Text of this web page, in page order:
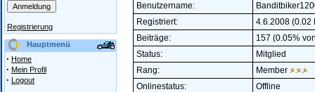
Registrierung
Hauptmenü
· Home
· Mein Profil
· Logout
Benutzername:
Registriert:
4.6.2008 (0.02
Beiträge:
157 (0.05%
Status:
Mitglied
Rang:
Member
Onlinestatus:
Offline